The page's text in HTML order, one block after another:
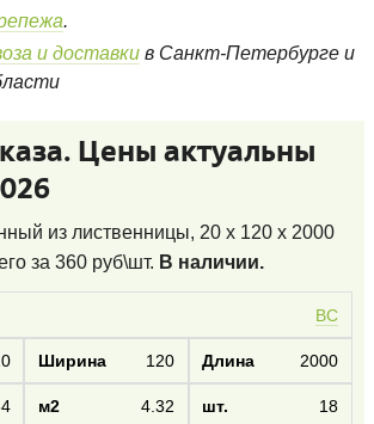
.
и доставки в Санкт-Петербурге и
Цены актуальны
из лиственницы, 20 x 120 x 2000
за 360 руб\шт. В наличии.
BC
120 2000
4.32 18